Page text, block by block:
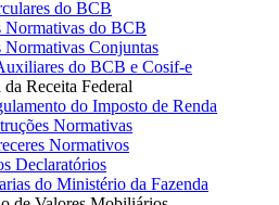
do BCB
Normativas do BCB
Normativas Conjuntas
do BCB e Cosif-e
Receita Federal
do Imposto de Renda
Normativas
Normativos
Declaratórios
do Ministério da Fazenda